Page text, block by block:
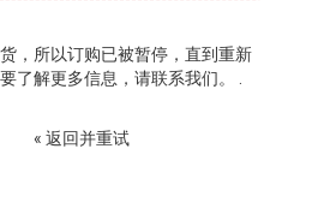
，所以订购已被暂停，直到重新
了解更多信息，请联系我们。 .
« 返回并重试